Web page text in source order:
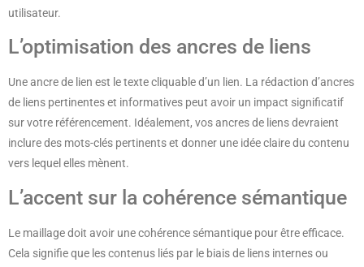
utilisateur.
L’optimisation des ancres de liens
Une ancre de lien est le texte cliquable d’un lien. La rédaction d’ancres
de liens pertinentes et informatives peut avoir un impact significatif
sur votre référencement. Idéalement, vos ancres de liens devraient
inclure des mots-clés pertinents et donner une idée claire du contenu
vers lequel elles mènent.
L’accent sur la cohérence sémantique
Le maillage doit avoir une cohérence sémantique pour être efficace.
Cela signifie que les contenus liés par le biais de liens internes ou